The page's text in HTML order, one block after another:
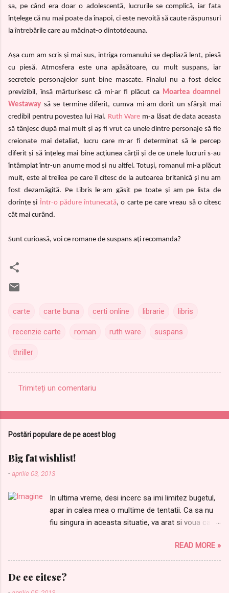
sa, pe când era doar o adolescentă, lucrurile se complică, iar fata
înțelege că nu mai poate da înapoi, ci este nevoită să caute răspunsuri
la întrebările care au măcinat-o dintotdeauna.
Așa cum am scris și mai sus, intriga romanului se depliază lent, piesă
cu piesă. Atmosfera este una apăsătoare, cu mult suspans, iar
secretele personajelor sunt bine mascate. Finalul nu a fost deloc
previzibil, însă mărturisesc că mi-ar fi plăcut ca Moartea doamnei
Westaway să se termine diferit, cumva mi-am dorit un sfârșit mai
credibil pentru povestea lui Hal. Ruth Ware m-a lăsat de data aceasta
să tânjesc după mai mult și aș fi vrut ca unele dintre personaje să fie
creionate mai detaliat, lucru care m-ar fi determinat să le percep
diferit și să înțeleg mai bine acțiunea cărții și de ce unele lucruri s-au
întâmplat într-un anume mod și nu altfel. Totuși, romanul mi-a plăcut
mult, este al treilea pe care îl citesc de la autoarea britanică și nu am
fost dezamăgită. Pe Libris le-am găsit pe toate și am pe lista de
dorințe și
Într-o pădure întunecată, o carte pe care vreau să o citesc
cât mai curând.
Sunt curioasă, voi ce romane de suspans ați recomanda?
carte carte buna certi online librarie libris
recenzie carte roman ruth ware suspans
thriller
o
n
t
r
Trimiteți un comentariu
Postări populare de pe acest blog
Big fat wishlist!
-aprilie 03, 2013
In ultima vreme, desi incerc sa imi limitez bugetul,
apar in calea mea o multime de tentatii. Ca sa nu
fiu singura in aceasta situatie, va arat si voua care
aleatorie: 1.Samponul meu preferat Joico Moisture
Recovery de AICI 2. Balsamul care completeaza
perfect samponul de mai sus, il gasiti AICI Pentru
ca niciodata nu avem destule farduri, nu mi-ar
READ MORE »
De ce citesc?